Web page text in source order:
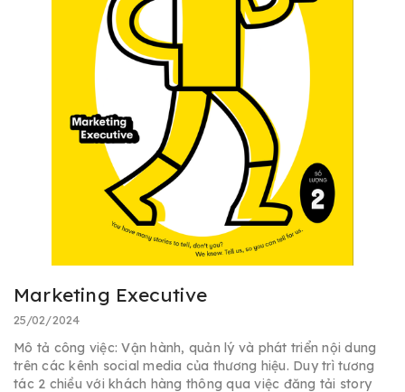
Marketing Executive
25/02/2024
Mô tả công việc: Vận hành, quản lý và phát triển nội dung
trên các kênh social media của thương hiệu. Duy trì tương
tác 2 chiều với khách hàng thông qua việc đăng tải story